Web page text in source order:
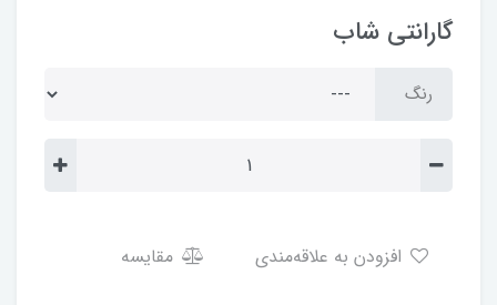
گارانتی شاب
رنگ
مقایسه